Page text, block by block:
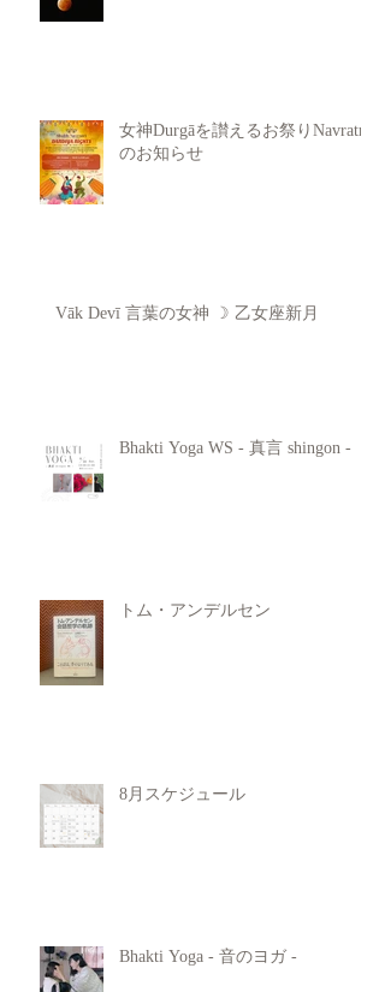
女神Durgāを讃えるお祭りNavratri
のお知らせ
Vāk Devī 言葉の女神 ☽ 乙女座新月
Bhakti Yoga WS - 真言 shingon -
トム・アンデルセン
8月スケジュール
Bhakti Yoga - 音のヨガ -